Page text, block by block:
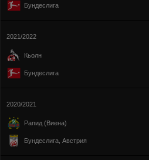
Бундеслига
2021/2022
Кьолн
Бундеслига
2020/2021
Рапид (Виена)
Бундеслига, Австрия